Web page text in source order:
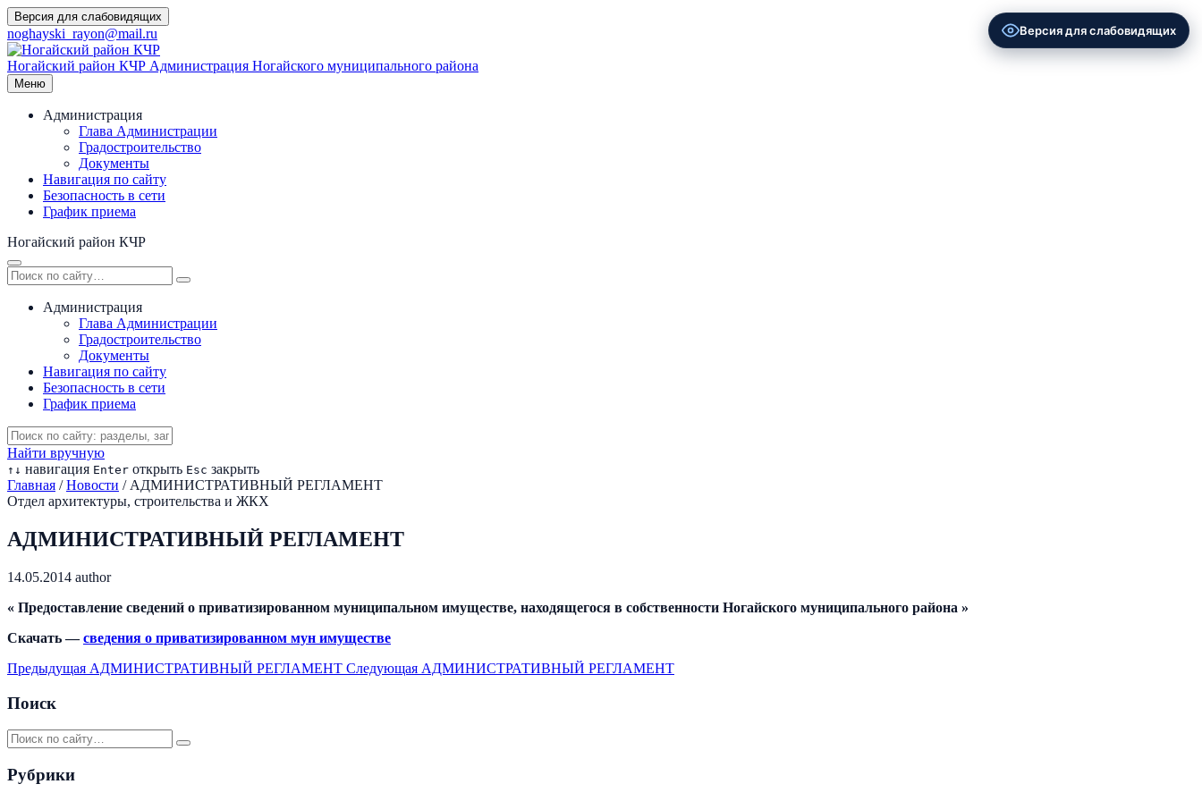
Перейти
к
содержимому
Версия для слабовидящих
noghayski_rayon@mail.ru
Ногайский район КЧР Администрация Ногайского муниципального района
Меню
Администрация
Глава Администрации
Градостроительство
Документы
Навигация по сайту
Безопасность в сети
График приема
Ногайский район КЧР
Администрация
Глава Администрации
Градостроительство
Документы
Навигация по сайту
Безопасность в сети
График приема
Найти вручную
↑ ↓ навигация Enter открыть Esc закрыть
Главная / Новости / АДМИНИСТРАТИВНЫЙ РЕГЛАМЕНТ
Отдел архитектуры, строительства и ЖКХ
АДМИНИСТРАТИВНЫЙ РЕГЛАМЕНТ
14.05.2014 author
« Предоставление сведений о приватизированном муниципальном имуществе, находящегося в собственности Ногайского муниципального района »
Скачать —сведения о приватизированном мун имуществе
Предыдущая АДМИНИСТРАТИВНЫЙ РЕГЛАМЕНТ Следующая АДМИНИСТРАТИВНЫЙ РЕГЛАМЕНТ
Поиск
Рубрики
Версия для слабовидящих